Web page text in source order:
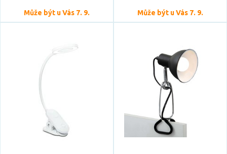
Může být u Vás 7. 9. Může být u Vás 7. 9.